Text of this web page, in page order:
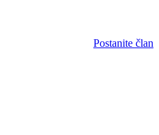
Postanite član